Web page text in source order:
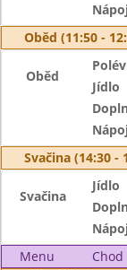
Oběd (11:50 -
Oběd
Jídlo
Svačina (14:30 -
Svačina
Jídlo
Menu
Chod